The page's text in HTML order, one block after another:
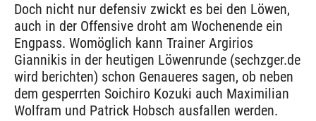
Doch nicht nur defensiv zwickt es bei den Löwen,
auch in der Offensive droht am Wochenende ein
Engpass. Womöglich kann Trainer Argirios
Giannikis in der heutigen Löwenrunde (sechzger.de
wird berichten) schon Genaueres sagen, ob neben
dem gesperrten Soichiro Kozuki auch Maximilian
Wolfram und Patrick Hobsch ausfallen werden.